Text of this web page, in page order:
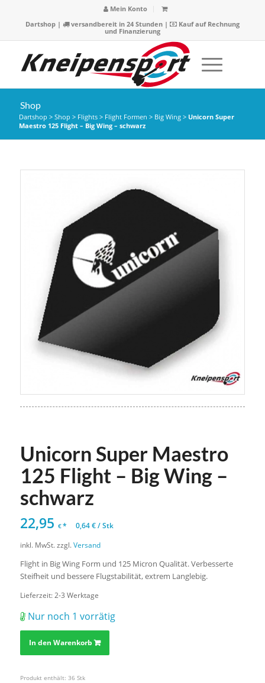
Mein Konto
Dartshop| versandbereit in 24 Stunden |
Kauf auf Rechnung
und Finanzierung
Shop
Dartshop > Shop > Flights> Flight Formen > Big Wing> Unicorn Super
Maestro 125 Flight – Big Wing – schwarz
Unicorn Super Maestro
125 Flight – Big Wing –
schwarz
22,95 €* 0,64€/Stk
inkl. MwSt. zzgl. Versand
Flight in Big Wing Form und 125 Micron Qualität. Verbesserte
Steifheit und bessere Flugstabilität, extrem Langlebig.
Lieferzeit: 2-3 Werktage
Nur noch 1 vorrätig
In den Warenkorb
Produkt enthält: 36 Stk